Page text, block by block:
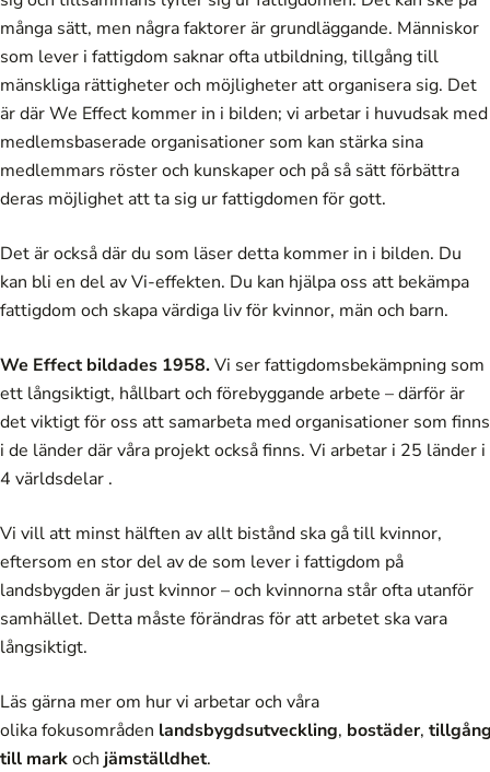
många sätt, men några faktorer är grundläggande. Människor
som lever i fattigdom saknar ofta utbildning, tillgång till
mänskliga rättigheter och möjligheter att organisera sig. Det
är där We Effect kommer in i bilden; vi arbetar i huvudsak med
medlemsbaserade organisationer som kan stärka sina
medlemmars röster och kunskaper och på så sätt förbättra
deras möjlighet att ta sig ur fattigdomen för gott.
Det är också där du som läser detta kommer in i bilden. Du
kan bli en del av Vi-effekten. Du kan hjälpa oss att bekämpa
fattigdom och skapa värdiga liv för kvinnor, män och barn.
We Effect bildades 1958.Vi ser fattigdomsbekämpning som
ett långsiktigt, hållbart och förebyggande arbete – därför är
det viktigt för oss att samarbeta med organisationer som finns
i de länder där våra projekt också finns. Vi arbetar i 25 länder i
4 världsdelar .
Vi vill att minst hälften av allt bistånd ska gå till kvinnor,
eftersom en stor del av de som lever i fattigdom på
landsbygden är just kvinnor – och kvinnorna står ofta utanför
samhället. Detta måste förändras för att arbetet ska vara
långsiktigt.
Läs gärna mer om hur vi arbetaroch våra
olikafokusområden landsbygdsutveckling, bostäder,
till markoch jämställdhet.